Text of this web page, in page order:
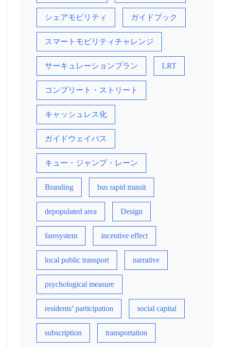
シェアモビリティ ガイドブック
スマートモビリティチャレンジ
サーキュレーションプラン LRT
コンプリート・ストリート
キャッシュレス化
ガイドウェイバス
キュー・ジャンプ・レーン
Branding bus rapid transit
depopulated area Design
faresystem incentive effect
local public transport narrative
psychological measure
residents’ participation social capital
subscription transportation